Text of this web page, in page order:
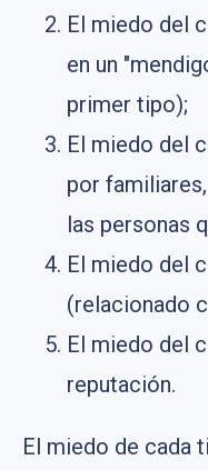
El miedo del
en un
primer tipo);
El miedo del
por
las personas
El miedo del
(relacionado
El miedo del
reputación.
El miedo de cada